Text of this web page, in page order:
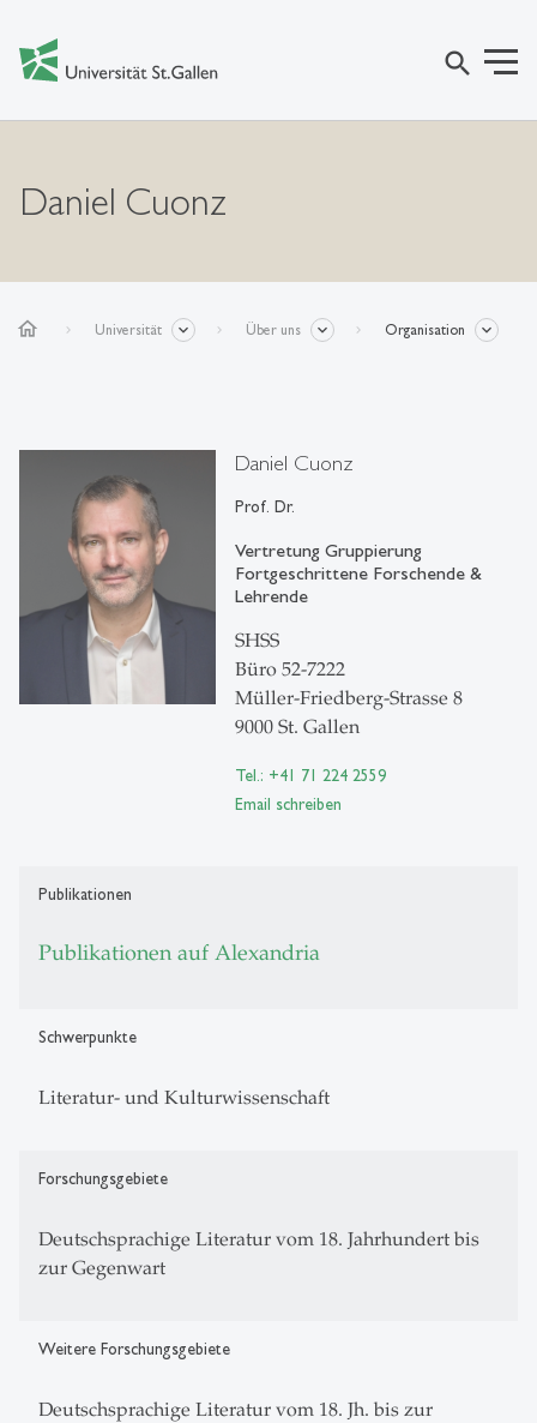
search
Daniel Cuonz
home Universität Über uns Organisation
Daniel Cuonz
Prof. Dr.
Vertretung Gruppierung
Fortgeschrittene Forschende &
Lehrende
SHSS
Büro 52-7222
Müller-Friedberg-Strasse 8
9000 St. Gallen
Tel.: +41 71 224 2559
Email schreiben
Publikationen
Publikationen auf Alexandria
Schwerpunkte
Literatur- und Kulturwissenschaft
Forschungsgebiete
Deutschsprachige Literatur vom 18. Jahrhundert bis
zur Gegenwart
Weitere Forschungsgebiete
Deutschsprachige Literatur vom 18. Jh. bis zur